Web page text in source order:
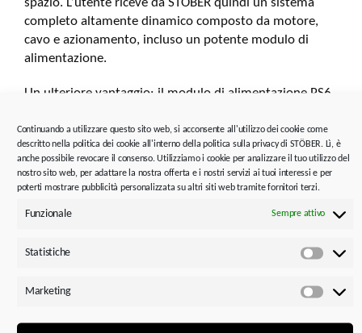
Continuando a utilizzare questo sito web, si acconsente all'utilizzo dei cookie come
descritto nella politica dei cookie all'interno della politica sulla privacy di STÖBER. Lì, è
anche possibile revocare il consenso. Utilizziamo i cookie per analizzare il tuo utilizzo del
nostro sito web, per adattare la nostra offerta e i nostri servizi ai tuoi interessi e per
poterti mostrare pubblicità personalizzata su altri siti web tramite fornitori terzi.
Funzionale Sempre attivo
Statistiche
Marketing
spazio. L’utente riceve da STOBER quindi un sistema
completo altamente dinamico composto da motore,
cavo e azionamento, incluso un potente modulo di
alimentazione.
Un ulteriore vantaggio: il modulo di alimentazione PS6
quindi i requisiti per il mercato statunitense.